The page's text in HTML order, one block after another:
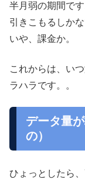
半月弱の期間で
引きこもるしかな
いや、課金か。
これからは、い
ラハラです。。
データ量
の）
ひょっとしたら